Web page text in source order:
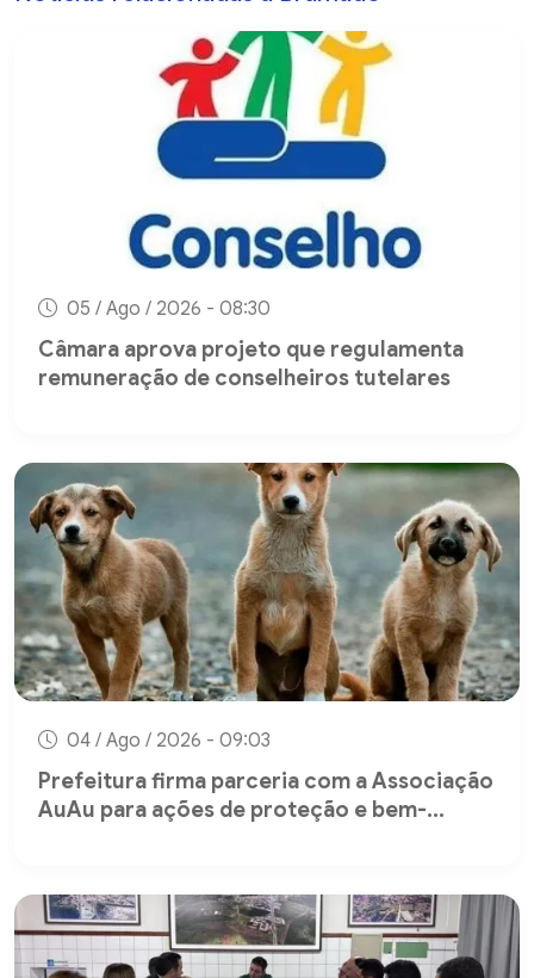
05 / Ago / 2026 - 08:30
Câmara aprova projeto que regulamenta
remuneração de conselheiros tutelares
04 / Ago / 2026 - 09:03
Prefeitura firma parceria com a Associação
AuAu para ações de proteção e bem-...